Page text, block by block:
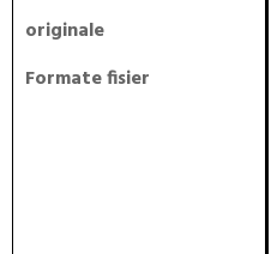
originale
Formate fisier